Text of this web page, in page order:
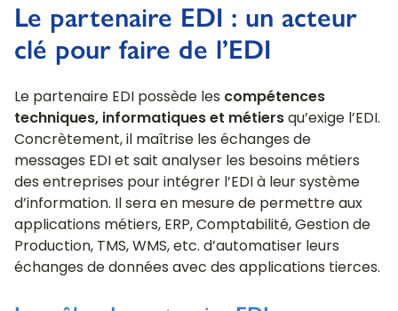
Le partenaire EDI : un acteur
clé pour faire de l’EDI
Le partenaire EDI possède les compétences
techniques, informatiques et métiers qu’exige l’EDI.
Concrètement, il maîtrise les échanges de
messages EDI et sait analyser les besoins métiers
des entreprises pour intégrer l’EDI à leur système
d’information. Il sera en mesure de permettre aux
applications métiers, ERP, Comptabilité, Gestion de
Production, TMS, WMS, etc. d’automatiser leurs
échanges de données avec des applications tierces.